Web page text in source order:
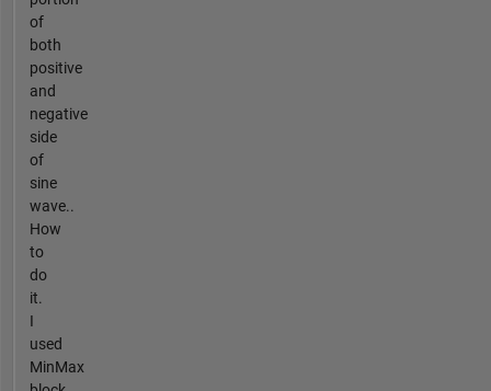
of
both
positive
and
negative
side
of
sine
wave..
How
to
do
it.
I
used
MinMax